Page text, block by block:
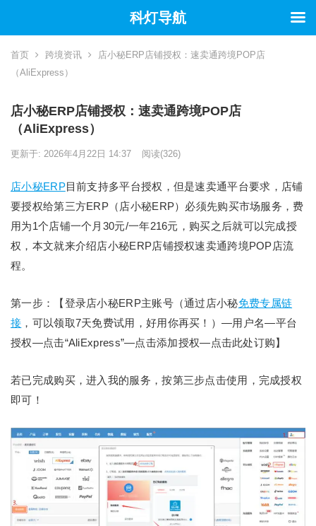
首页 跨境资讯
店小秘ERP店铺授权：速卖通跨境POP店
（AliExpress）
店小秘ERP店铺授权：速卖通跨境POP店
（AliExpress）
更新于: 2026年4月22日 14:37 阅读(326)
店小秘ERP目前支持多平台授权，但是速卖通平台要求，店铺
要授权给第三方ERP（店小秘ERP）必须先购买市场服务，费
用为1个店铺一个月30元/一年216元，购买之后就可以完成授
权，本文就来介绍店小秘ERP店铺授权速卖通跨境POP店流
程。
第一步：【登录店小秘ERP主账号（通过店小秘免费专属链
接 ，可以领取7天免费试用，好用你再买！）—用户名—平台
授权—点击“AliExpress”—点击添加授权—点击此处订购】
若已完成购买，进入我的服务，按第三步点击使用，完成授权
即可！
科灯导航